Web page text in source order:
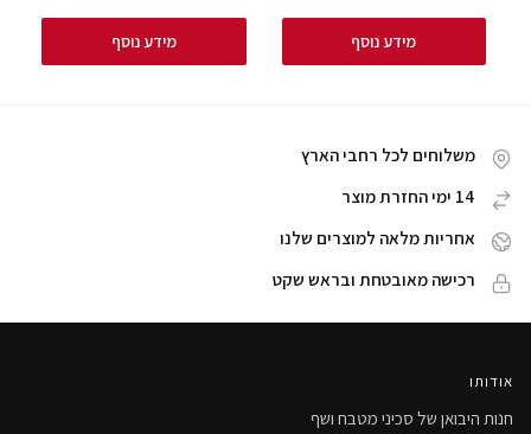
מידע נוסף מידע נוסף
משלוחים לכל רחבי הארץ
14 ימי החזרת מוצר
אחריות מלאה למוצרים שלנו
רכישה מאובטחת ובראש שקט
אודותו
חנות היבואן של סכיני מטבח ושף